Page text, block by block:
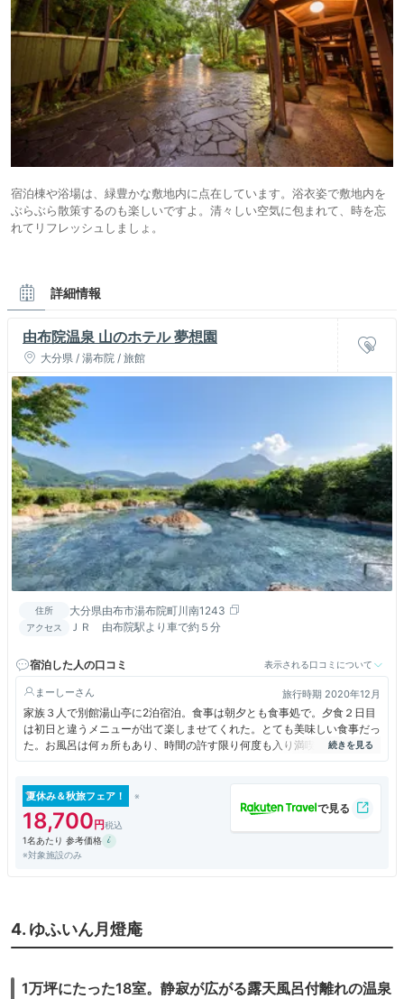
宿泊棟や浴場は、緑豊かな敷地内に点在しています。浴衣姿で敷地内を
ぶらぶら散策するのも楽しいですよ。清々しい空気に包まれて、時を忘
れてリフレッシュしましょ。
詳細情報
由布院温泉 山のホテル 夢想園
大分県 / 湯布院 / 旅館
住所 大分県由布市湯布院町川南1243
アクセス ＪＲ 由布院駅より車で約５分
宿泊した人の口コミ 表示される口コミについて
まーしー 旅行時期 2020年12月
家族３人で別館湯山亭に2泊宿泊。食事は朝夕とも食事処で。夕食２日目
は初日と違うメニューが出て楽しませてくれた。とても美味しい食事だっ
た。お風呂は何ヵ所もあり、時間の許す限り何度も入り満喫した。ただ、
洗い場は内湯以外吹きさらしなのでこの時期寒さとの格闘になる。一家族
に対応して頂き家族皆感謝している。一方、フロントの女性スタッフは今
一つの応対でそこがマイナス点。
夏休み＆秋旅フェア！
18,700
1名あたり 参考価格
※対象施設のみ
4. ゆふいん月燈庵
1万坪にたった18室。静寂が広がる露天風呂付離れの温泉